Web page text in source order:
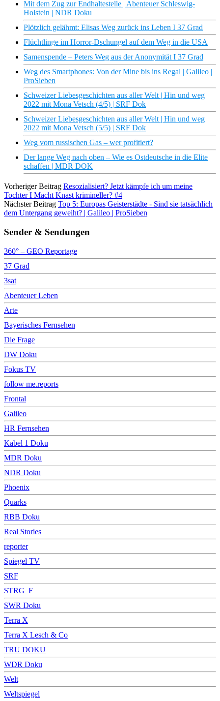
Mit dem Zug zur Endhaltestelle | Abenteuer Schleswig-
Holstein | NDR Doku
Plötzlich gelähmt: Elisas Weg zurück ins Leben I 37 Grad
Flüchtlinge im Horror-Dschungel auf dem Weg in die USA
Samenspende – Peters Weg aus der Anonymität I 37 Grad
Weg des Smartphones: Von der Mine bis ins Regal | Galileo |
ProSieben
Schweizer Liebesgeschichten aus aller Welt | Hin und weg
2022 mit Mona Vetsch (4/5) | SRF Dok
Schweizer Liebesgeschichten aus aller Welt | Hin und weg
2022 mit Mona Vetsch (5/5) | SRF Dok
Weg vom russischen Gas – wer profitiert?
Der lange Weg nach oben – Wie es Ostdeutsche in die Elite
schaffen | MDR DOK
Vorheriger Beitrag Resozialisiert? Jetzt kämpfe ich um meine
Tochter I Macht Knast krimineller? #4
Nächster Beitrag Top 5: Europas Geisterstädte - Sind sie tatsächlich
dem Untergang geweiht? | Galileo | ProSieben
Sender & Sendungen
360° – GEO Reportage
37 Grad
3sat
Abenteuer Leben
Arte
Bayerisches Fernsehen
Die Frage
DW Doku
Fokus TV
follow me.reports
Frontal
Galileo
HR Fernsehen
Kabel 1 Doku
MDR Doku
NDR Doku
Phoenix
Quarks
RBB Doku
Real Stories
reporter
Spiegel TV
SRF
STRG_F
SWR Doku
Terra X
Terra X Lesch & Co
TRU DOKU
WDR Doku
Welt
Weltspiegel